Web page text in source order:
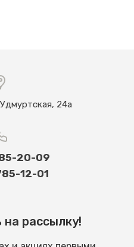
24а
20-09
12-01
рассылку!